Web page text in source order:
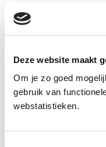
Deze website maakt
Om je zo goed
gebruik van
webstatistieken.
Informatie
Auteur: Erna